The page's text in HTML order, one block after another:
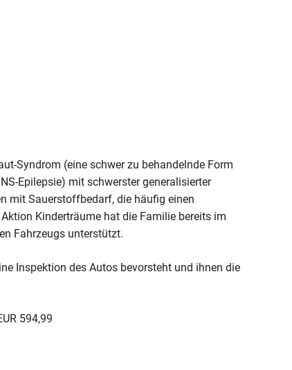
Syndrom (eine schwer zu behandelnde Form
Epilepsie) mit schwerster generalisierter
mit Sauerstoffbedarf, die häufig einen
Kinderträume hat die Familie bereits im
Fahrzeugs unterstützt.
Inspektion des Autos bevorsteht und ihnen die
594,99